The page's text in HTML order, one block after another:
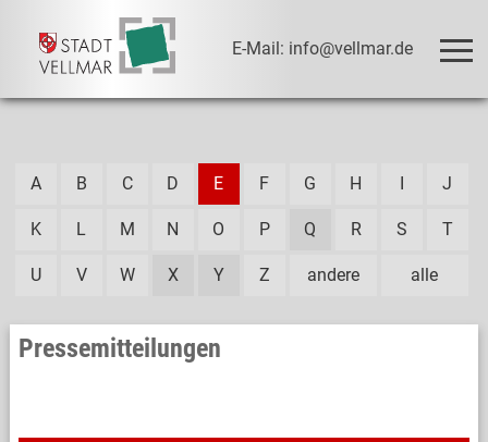
E-Mail: info@vellmar.de
alle
A B C D E F G H I J
K L M N O P Q R S T
U V W X Y Z andere
Pressemitteilungen